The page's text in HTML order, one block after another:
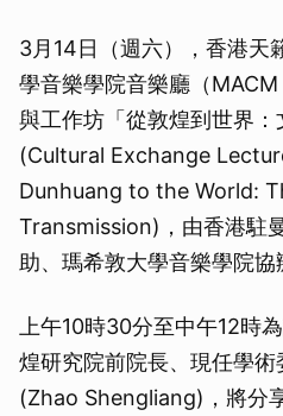
3月14日（週六），香港天
學音樂學院音樂廳（
與工作坊「從敦煌到世界：
(Cultural Exchange
Dunhuang to the World:
Transmission)，由香港駐
助、瑪希敦大學音樂學院協
上午10時30分至中午12時
煌研究院前院長、現任學
(Zhao Shengliang)，將分